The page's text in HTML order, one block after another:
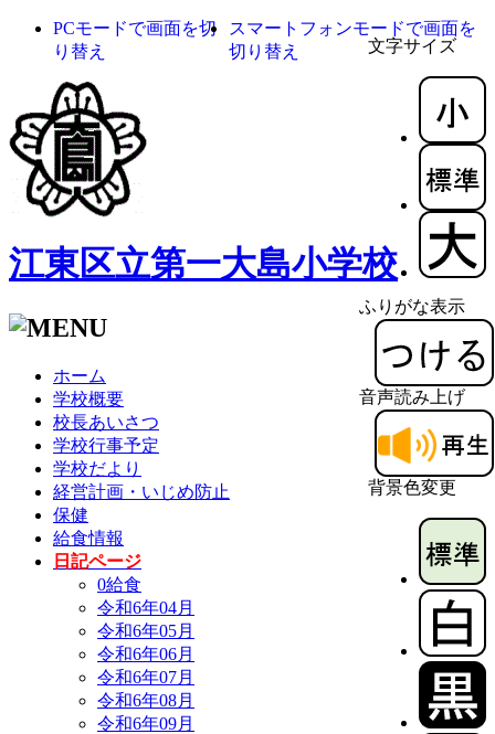
文字サイズ
ふりがな表示
音声読み上げ
背景色変更
PCモードで画面を切
り替え
スマートフォンモードで画面を
切り替え
江東区立第一大島小学校
ホーム
学校概要
校長あいさつ
学校行事予定
学校だより
経営計画・いじめ防止
保健
給食情報
日記ページ
0給食
令和6年04月
令和6年05月
令和6年06月
令和6年07月
令和6年08月
令和6年09月